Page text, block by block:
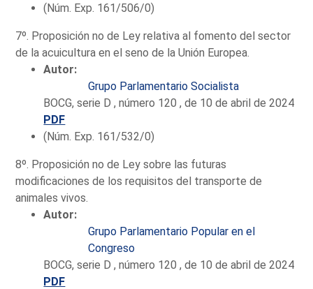
(Núm. Exp. 161/506/0)
7º. Proposición no de Ley relativa al fomento del sector
de la acuicultura en el seno de la Unión Europea.
Autor:
Grupo Parlamentario Socialista
BOCG, serie D , número 120 , de 10 de abril de 2024
PDF
(Núm. Exp. 161/532/0)
8º. Proposición no de Ley sobre las futuras
modificaciones de los requisitos del transporte de
animales vivos.
Autor:
Grupo Parlamentario Popular en el
Congreso
BOCG, serie D , número 120 , de 10 de abril de 2024
PDF